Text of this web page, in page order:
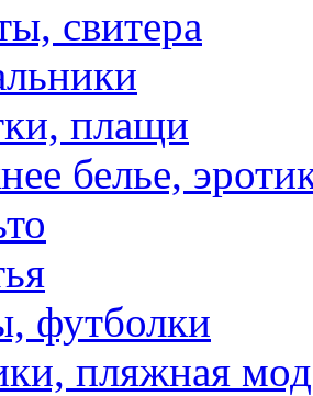
свитера
плащи
белье,
футболки
пляжная